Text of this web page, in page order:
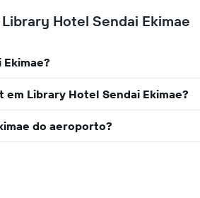
Hotel Sendai Ekimae
Library Hotel Sendai Ekimae?
do aeroporto?